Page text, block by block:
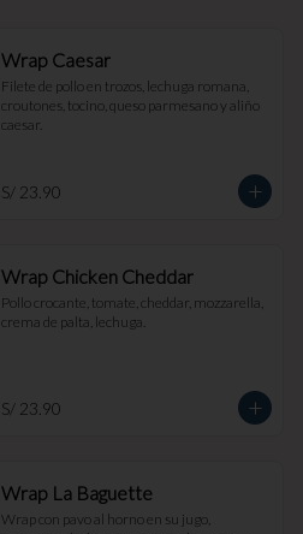
Wrap Caesar
Filete de pollo en trozos, lechuga romana,
croutones, tocino, queso parmesano y aliño
caesar.
S/ 23.90
Wrap Chicken Cheddar
Pollo crocante, tomate, cheddar, mozzarella,
crema de palta, lechuga.
S/ 23.90
Wrap La Baguette
Wrap con pavo al horno en su jugo,